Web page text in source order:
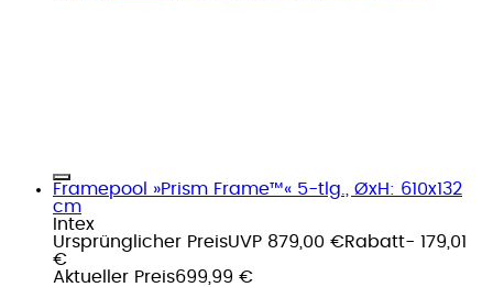
Framepool »Prism Frame™« 5-tlg., ØxH: 610x132
cm
Intex
Ursprünglicher PreisUVP 879,00 €Rabatt- 179,01
€
Aktueller Preis699,99 €